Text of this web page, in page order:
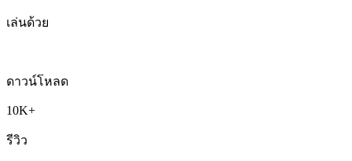
เล่นด้วย
ดาวน์โหลด
10K+
รีวิว